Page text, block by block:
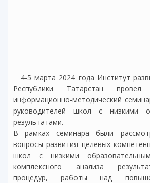
4-5 марта 2024 года Институт
Республики Татарстан провел
информационно-методический
руководителей школ с низкими
результатами.
В рамках семинара были
вопросы развития целевых
школ с низкими
комплексного анализа
процедур, работы над